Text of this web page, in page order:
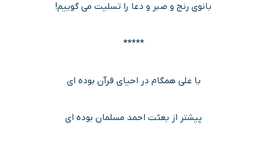
بانوی رنج و صبر و دعا را تسلیت می گوییم!
*****
با علی همگام در احیای قرآن بوده ای
پیشتر از بعثت احمد مسلمان بوده ای